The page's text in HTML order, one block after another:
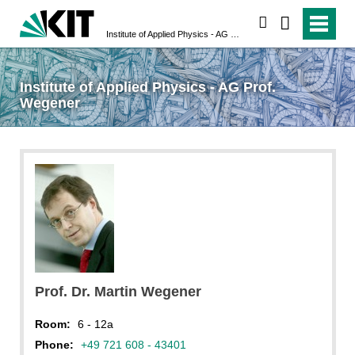
Institute of Applied Physics - AG Prof.
Wegener
Prof. Dr. Martin Wegener
Room:
6 - 12a
Phone:
+49 721 608 - 43401